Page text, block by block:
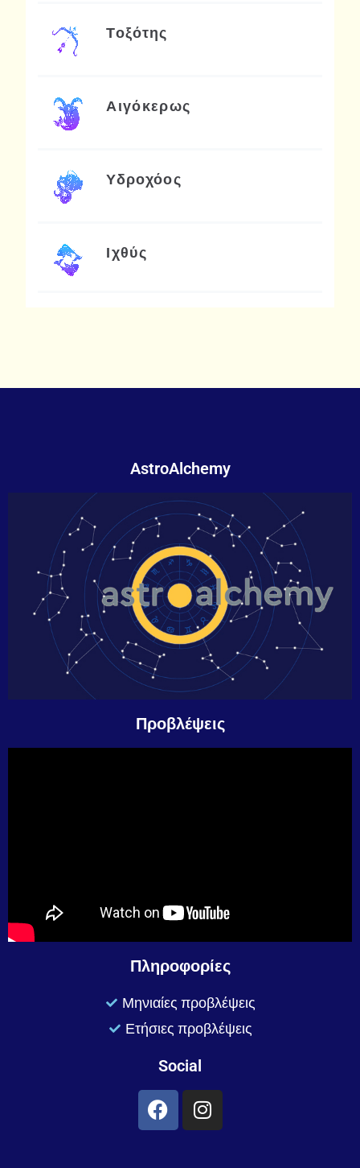
Τοξότης
Αιγόκερως
Υδροχόος
Ιχθύς
AstroAlchemy
Προβλέψεις
Πληροφορίες
Μηνιαίες προβλέψεις
Ετήσιες προβλέψεις
Social